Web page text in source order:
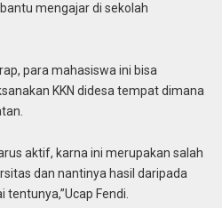
mengajar di sekolah
para mahasiswa ini bisa
KKN didesa tempat dimana
aktif, karna ini merupakan salah
dan nantinya hasil daripada
tentunya,”Ucap Fendi.